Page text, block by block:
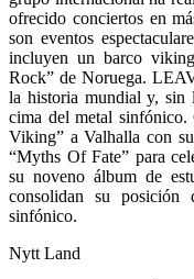
ofrecido conciertos en
son eventos
incluyen un barco
Rock” de Noruega.
la historia mundial y, sin
cima del metal sinfónico.
Viking” a Valhalla con
“Myths Of Fate” para
su noveno álbum de
consolidan su
sinfónico.
Nytt Land